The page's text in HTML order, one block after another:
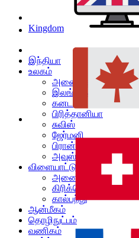
Kingdom
இந்தியா
உலகம்
அனைத்தும்
இலங்கை
கனடா
பிரித்தானியா
சுவிஸ்
ஜேர்மனி
பிரான்ஸ்
அவுஸ்ரேலியா
விளையாட்டு
அனைத்தும்
கிரிக்கெட்
கால்பந்து
ஆன்மீகம்
தொழிநுட்பம்
வணிகம்